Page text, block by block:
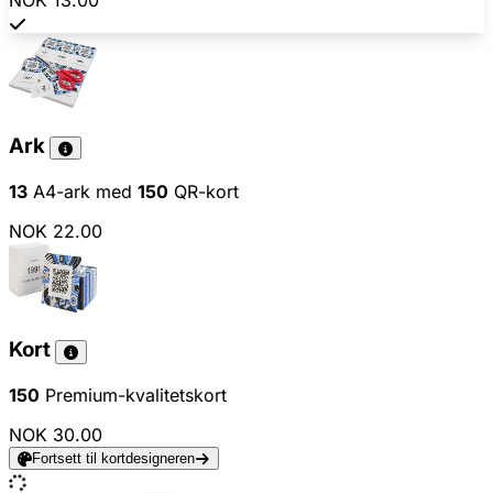
Ark
13 A4-ark med 150 QR-kort
NOK 22.00
Kort
150 Premium-kvalitetskort
NOK 30.00
Fortsett til kortdesigneren